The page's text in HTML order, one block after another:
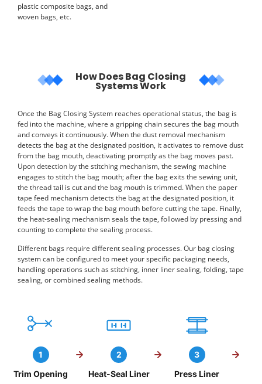
plastic composite bags, and
woven bags, etc.
How Does Bag Closing
Systems Work
Once the Bag Closing System reaches operational status, the bag is
fed into the machine, where a gripping chain secures the bag mouth
and conveys it continuously. When the dust removal mechanism
detects the bag at the designated position, it activates to remove dust
from the bag mouth, deactivating promptly as the bag moves past.
Upon detection by the stitching mechanism, the sewing machine
engages to stitch the bag mouth; after the bag exits the sewing unit,
the thread tail is cut and the bag mouth is trimmed. When the paper
tape feed mechanism detects the bag at the designated position, it
feeds the tape to wrap the bag mouth before cutting the tape. Finally,
the heat-sealing mechanism seals the tape, followed by pressing and
counting to complete the sealing process.
Different bags require different sealing processes. Our bag closing
system can be configured to meet your specific packaging needs,
handling operations such as stitching, inner liner sealing, folding, tape
sealing, or combined sealing methods.
1
Trim Opening
2
Heat-Seal Liner
3
Press Liner